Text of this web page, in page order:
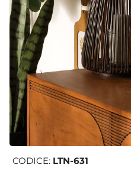
CODICE: LTN-631